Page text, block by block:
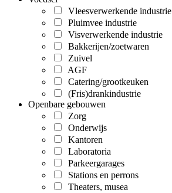
Vleesverwerkende industrie
Pluimvee industrie
Visverwerkende industrie
Bakkerijen/zoetwaren
Zuivel
AGF
Catering/grootkeuken
(Fris)drankindustrie
Openbare gebouwen
Zorg
Onderwijs
Kantoren
Laboratoria
Parkeergarages
Stations en perrons
Theaters, musea